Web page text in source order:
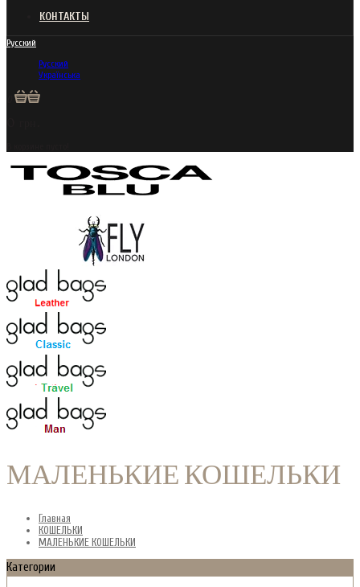
КОНТАКТЫ
Русский
Русский
Українська
МАЛЕНЬКИЕ КОШЕЛЬКИ
Главная
КОШЕЛЬКИ
МАЛЕНЬКИЕ КОШЕЛЬКИ
Категории